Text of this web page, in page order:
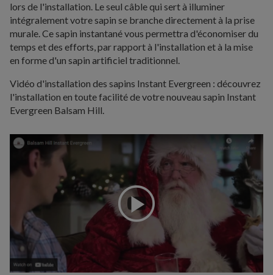
lors de l'installation. Le seul câble qui sert à illuminer
intégralement votre sapin se branche directement à la prise
murale. Ce sapin instantané vous permettra d'économiser du
temps et des efforts, par rapport à l'installation et à la mise
en forme d'un sapin artificiel traditionnel.
Vidéo d'installation des sapins Instant Evergreen : découvrez
l'installation en toute facilité de votre nouveau sapin Instant
Evergreen Balsam Hill.